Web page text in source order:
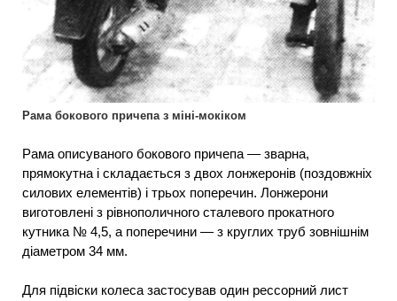
Рама бокового причепа з міні-мокіком
Рама описуваного бокового причепа — зварна,
прямокутна і складається з двох лонжеронів (поздовжніх
силових елементів) і трьох поперечин. Лонжерони
виготовлені з рівнополичного сталевого прокатного
кутника № 4,5, а поперечини — з круглих труб зовнішнім
діаметром 34 мм.
Для підвіски колеса застосував один рессорний лист